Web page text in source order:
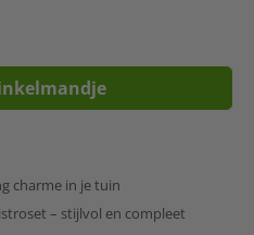
charme in je tuin
– stijlvol en compleet